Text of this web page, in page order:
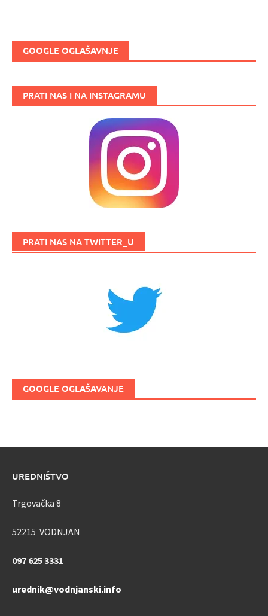
GOOGLE OGLAŠAVNJE
PRATI NAS I NA INSTAGRAMU
PRATI NAS NA TWITTER_U
GOOGLE OGLAŠAVANJE
UREDNIŠTVO
Trgovačka 8
52215 VODNJAN
097 625 3331
urednik@vodnjanski.info